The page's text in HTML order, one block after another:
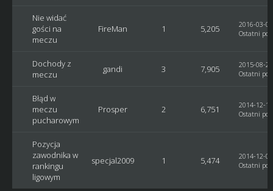
Nie widać
gości na
meczu
FireMan 1 5,205
2016-03-
Ostatni
Dochody z
meczu
gandi 3 7,905
2015-08-
Ostatni
Błąd w
meczu
pucharowym
Prosper 2 6,751
2014-12-
Ostatni
Pozycja
zawodnika w
rankingu
ligowym
specjal2009 1 5,474
2014-12-
Ostatni